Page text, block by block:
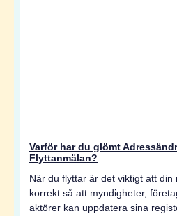
Varför har du glömt
Flyttanmälan?
När du flyttar är det viktigt att
korrekt så att myndigheter,
aktörer kan uppdatera sina